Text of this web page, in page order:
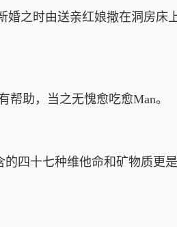
之时由送亲红娘撒在洞房床
助，当之无愧愈吃愈Man。
四十七种维他命和矿物质更